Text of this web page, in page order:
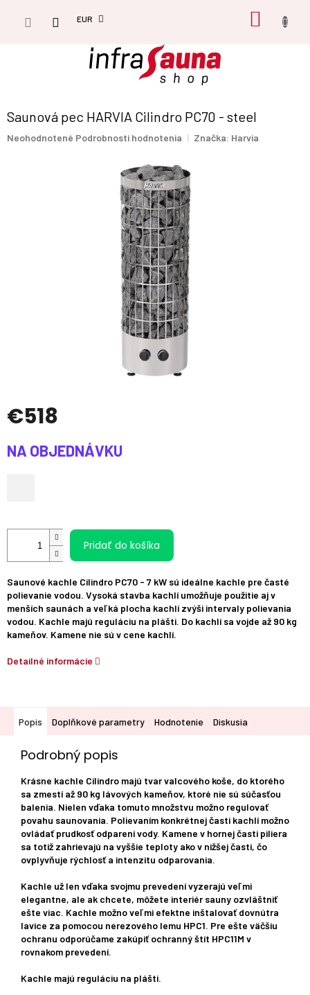
EUR
Saunová pec HARVIA Cilindro PC70 - steel
Priemerné
Neohodnotené Podrobnosti hodnotenia Značka: Harvia
€518
cena:
NA OBJEDNÁVKU
Pridať do košíka
Saunové kachle Cilindro PC70 - 7 kW sú ideálne kachle pre časté
polievanie vodou. Vysoká stavba kachlí umožňuje použitie aj v
menších saunách a veľká plocha kachlí zvýši intervaly polievania
vodou. Kachle majú reguláciu na plášti. Do kachlí sa vojde až 90 kg
kameňov. Kamene nie sú v cene kachlí.
Detailné informácie
Popis Doplňkové parametry Hodnotenie Diskusia
Podrobný popis
Krásne kachle Cilindro majú tvar valcového koše, do ktorého
sa zmestí až 90 kg lávových kameňov, ktoré nie sú súčasťou
balenia. Nielen vďaka tomuto množstvu možno regulovať
povahu saunovania. Polievaním konkrétnej časti kachlí možno
ovládať prudkosť odparení vody. Kamene v hornej časti piliera
sa totiž zahrievajú na vyššie teploty ako v nižšej časti, čo
ovplyvňuje rýchlosť a intenzitu odparovania.
Kachle už len vďaka svojmu prevedení vyzerajú veľmi
elegantne, ale ak chcete, môžete interiér sauny ozvláštniť
ešte viac. Kachle možno veľmi efektne inštalovať dovnútra
lavice za pomocou nerezového lemu HPC1. Pre ešte väčšiu
ochranu odporúčame zakúpiť ochranný štít HPC11M v
rovnakom prevedení.
Kachle majú reguláciu na plášti.